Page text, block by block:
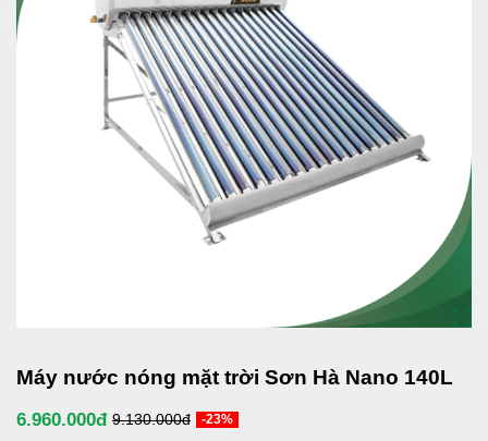
Máy nước nóng mặt trời Sơn Hà Nano 140L
6.960.000đ 9.130.000đ -23%